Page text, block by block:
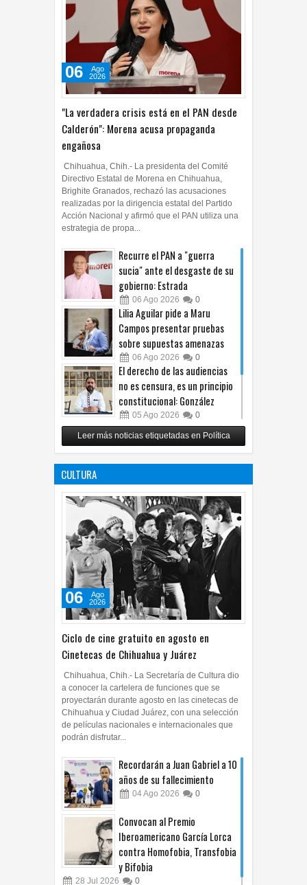
"La verdadera crisis está en el PAN desde
Calderón": Morena acusa propaganda
engañosa
06
Ago
2026
Chihuahua, Chih.- La presidenta del Comité
Directivo Estatal de Morena en Chihuahua,
Brighite Granados, rechazó las acusaciones
realizadas por la dirigencia estatal del Partido
Acción Nacional y afirmó que el PAN utiliza una
estrategia de propa...
Recurre el PAN a "guerra
sucia" ante el desgaste de su
gobierno: Estrada
Ago
Lilia Aguilar pide a Maru
Campos presentar pruebas
sobre supuestas amenazas
Ago
El derecho de las audiencias
no es censura, es un principio
constitucional: González
Ago
Relanza Villalobos programa
de afiliación del PRI en
Tamaulipas
Leer más noticias etiquetadas en Política
CULTURA
Ciclo de cine gratuito en agosto en
Cinetecas de Chihuahua y Juárez
06
Ago
2026
Chihuahua, Chih.- La Secretaría de Cultura dio
a conocer la cartelera de funciones que se
proyectarán durante agosto en las cinetecas de
Chihuahua y Ciudad Juárez, con una selección
de películas nacionales e internacionales que
podrán disfrutar...
Recordarán a Juan Gabriel a 10
años de su fallecimiento
Ago
Convocan al Premio
Iberoamericano García Lorca
contra Homofobia, Transfobia
y Bifobia